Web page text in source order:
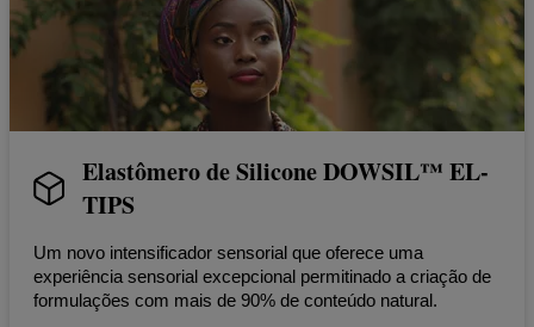
Elastômero de Silicone DOWSIL™ EL-
TIPS
Um novo intensificador sensorial que oferece uma
experiência sensorial excepcional permitinado a criação de
formulações com mais de 90% de conteúdo natural.